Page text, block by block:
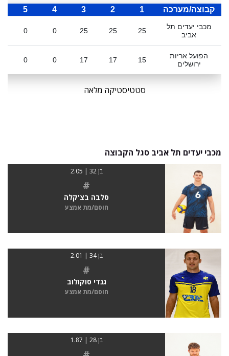
קבוצה/מערכה 1
2
3
4
5
מכבי יעדים תל
אביב
25
25
25
0
0
הפועל אריות
ירושלים
15
17
17
0
0
סטטיסטיקה מלאה
מכבי יעדים תל אביב סגל הקבוצה
בן 32 | 2.05
#
סלבה בצ'קלה
חוסם/מת אמצע
בן 34 | 2.01
#
גנדי סוקולוב
חוסם/מת אמצע
בן 28 | 1.87